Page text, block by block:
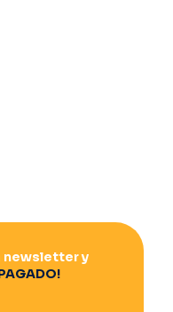
newsletter y